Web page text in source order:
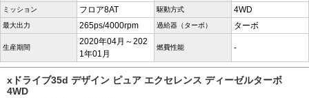
ミッション フロア8AT 駆動方式 4WD
最大出力 265ps/4000rpm 過給器（ターボ） ターボ
生産期間
2020年04月～202
1年01月
燃費性能 -
xドライブ35d デザイン ピュア エクセレンス ディーゼルターボ
4WD